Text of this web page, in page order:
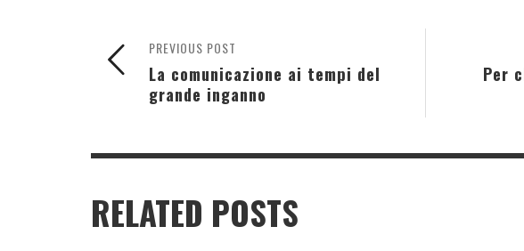
Per
PREVIOUS POST
La comunicazione ai tempi del
grande inganno
RELATED POSTS